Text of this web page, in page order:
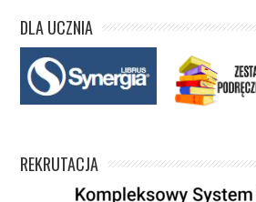
DLA UCZNIA
REKRUTACJA